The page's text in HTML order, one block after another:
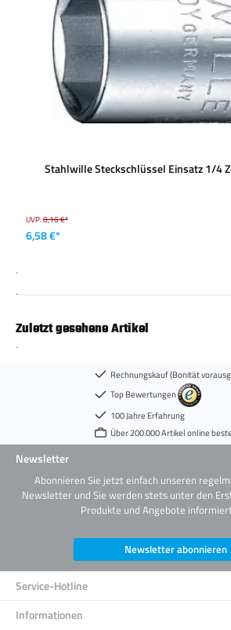
Stahlwille Steckschlüssel Einsatz 1/4
UVP:8,16 €*
6,58 €*
Zuletzt gesehene Artikel
Rechnungskauf (Bonität
Top Bewertungen
100 Jahre Erfahrung
Über 200.000 Artikel online
Newsletter
Abonnieren Sie jetzt einfach unseren
Newsletter und Sie werden stets unter den
Produkte und Angebote
Newsletter abonnieren
Service-Hotline
Informationen